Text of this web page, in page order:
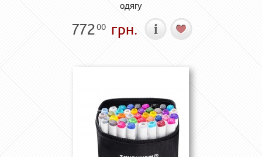
одягу
77200 грн.